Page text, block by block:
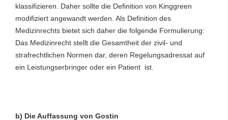
klassifizieren. Daher sollte die Definition von Kinggreen
modifiziert angewandt werden. Als Definition des
Medizinrechts bietet sich daher die folgende Formulierung:
Das Medizinrecht stellt die Gesamtheit der zivil- und
strafrechtlichen Normen dar, deren Regelungsadressat auf
ein Leistungserbringer oder ein Patient ist.
b) Die Auffassung von Gostin